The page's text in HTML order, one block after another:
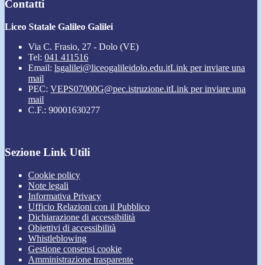
Contatti
Liceo Statale Galileo Galilei
Via C. Frasio, 27 - Dolo (VE)
Tel: 041 411516
Email: lsgalilei@liceogalileidolo.edu.itLink per inviare una
mail
PEC: VEPS07000G@pec.istruzione.itLink per inviare una
mail
C.F.: 90001630277
Sezione Link Utili
Cookie policy
Note legali
Informativa Privacy
Ufficio Relazioni con il Pubblico
Dichiarazione di accessibilità
Obiettivi di accessibilità
Whistleblowing
Gestione consensi cookie
Amministrazione trasparente